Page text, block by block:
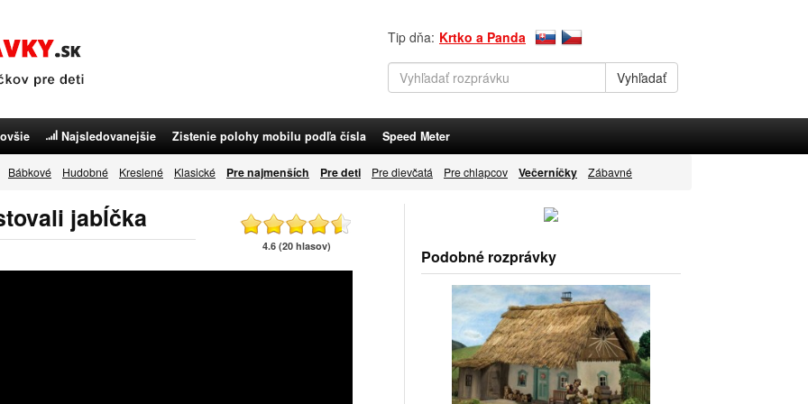
Tip dňa: Krtko a Panda
Najsledovanejšie Zistenie polohy mobilu podľa čísla Speed Meter
Bábkové Hudobné Kreslené Klasické Pre najmenších Pre deti Pre dievčatá Pre chlapcov Večerníčky Zábavné
jabĺčka
4.6 (20 hlasov)
Podobné rozprávky